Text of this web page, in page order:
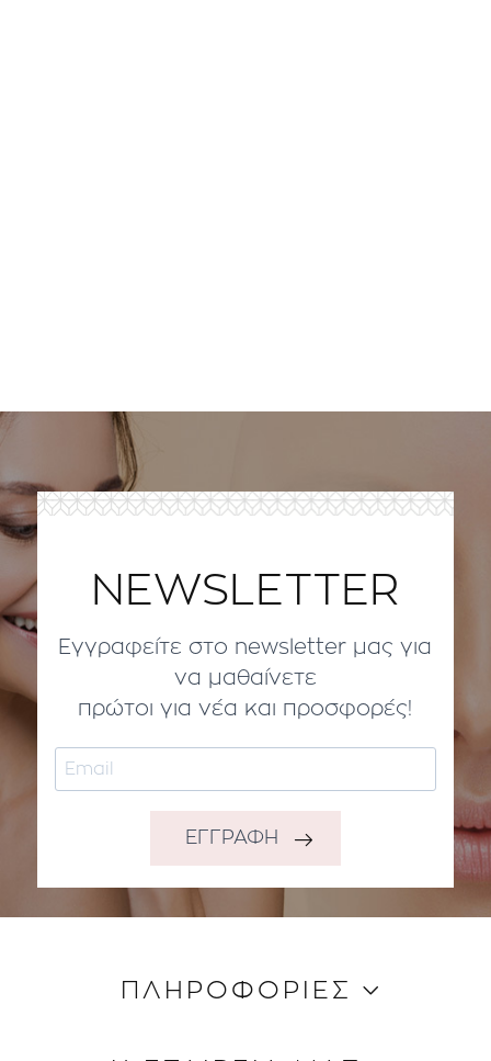
NEWSLETTER
Εγγραφείτε στο newsletter μας για
να μαθαίνετε
πρώτοι για νέα και προσφορές!
ΕΓΓΡΑΦΗ
ΠΛΗΡΟΦΟΡΙΕΣ